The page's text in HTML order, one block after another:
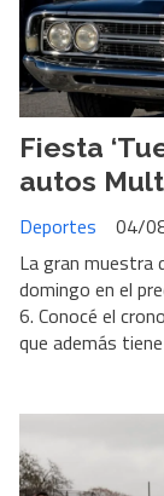
Fiesta
autos
Deportes
04/
La gran muestra
domingo en el
6. Conocé el
que además